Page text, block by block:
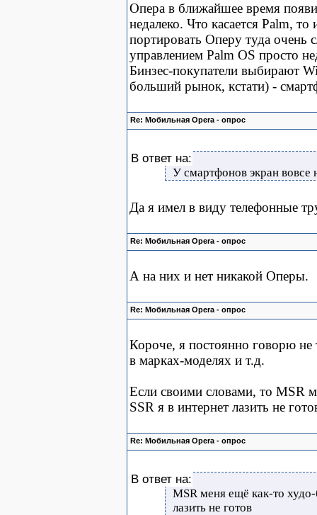
Опера в ближайшее время
недалеко. Что касается Palm,
портировать Оперу туда очень
управлением Palm OS просто
Бинзес-покупатели выбирают
больший рынок, кстати) -
Re: Мобильная Opera - опрос
В ответ на:
У смартфонов экран вовсе
Да я имел в виду телефонные
Re: Мобильная Opera - опрос
А на них и нет никакой Оперы.
Re: Мобильная Opera - опрос
Короче, я постоянно говорю
в марках-моделях и т.д.
Если своими словами, то MSR
SSR я в интернет лазить не
Re: Мобильная Opera - опрос
В ответ на:
MSR меня ещё как-то худо-
лазить не готов